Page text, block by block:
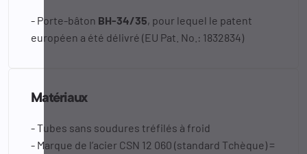
- Porte-bâton BH-34/35, pour lequel le patent
européen a été délivré (EU Pat. No.: 1832834)
Matériaux
- Tubes sans soudures tréfilés à froid
- Marque de l’acier CSN 12 060 (standard Tchèque) =